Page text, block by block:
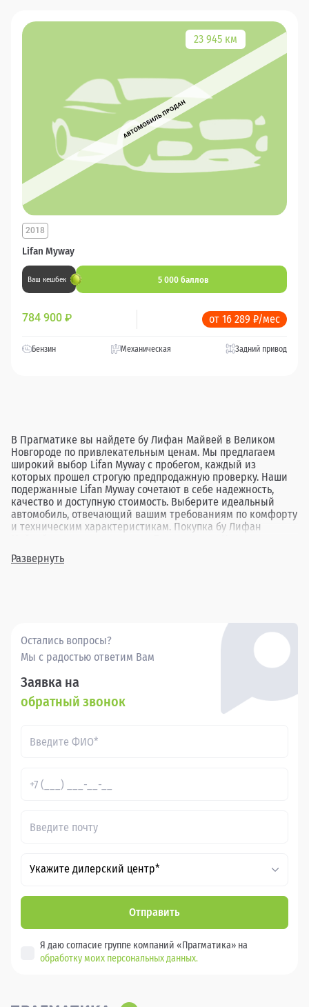
23 945 км
Lifan Myway
2018
Ваш кешбек 5 000 баллов
784 900 ₽ от 16 289 ₽/мес
Бензин Механическая Задний привод
В Прагматике вы найдете бу Лифан Майвей в Великом
Новгороде по привлекательным ценам. Мы предлагаем
широкий выбор Lifan Myway с пробегом, каждый из
которых прошел строгую предпродажную проверку. Наши
подержанные Lifan Myway сочетают в себе надежность,
качество и доступную стоимость. Выберите идеальный
автомобиль, отвечающий вашим требованиям по комфорту
и техническим характеристикам. Покупка бу Лифан
гарантирует вам прозрачную сделку и удовлетворение от
выбора.
Развернуть
Остались вопросы?
Мы с радостью ответим Вам
Заявка на
обратный звонок
Укажите дилерский центр*
Отправить
Я даю согласие группе компаний «Прагматика» на
обработку моих персональных данных.